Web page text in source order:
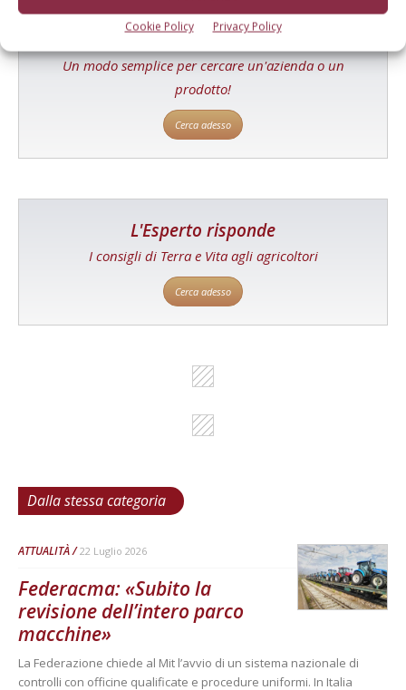
Cookie Policy Privacy Policy
Catalogo Aziende e Prodotti
Un modo semplice per cercare un'azienda o un
prodotto!
Cerca adesso
L'Esperto risponde
I consigli di Terra e Vita agli agricoltori
Cerca adesso
Dalla stessa categoria
ATTUALITÀ 22 Luglio 2026
Federacma: «Subito la
revisione dell’intero parco
macchine»
La Federazione chiede al Mit l’avvio di un sistema nazionale di
controlli con officine qualificate e procedure uniformi. In Italia